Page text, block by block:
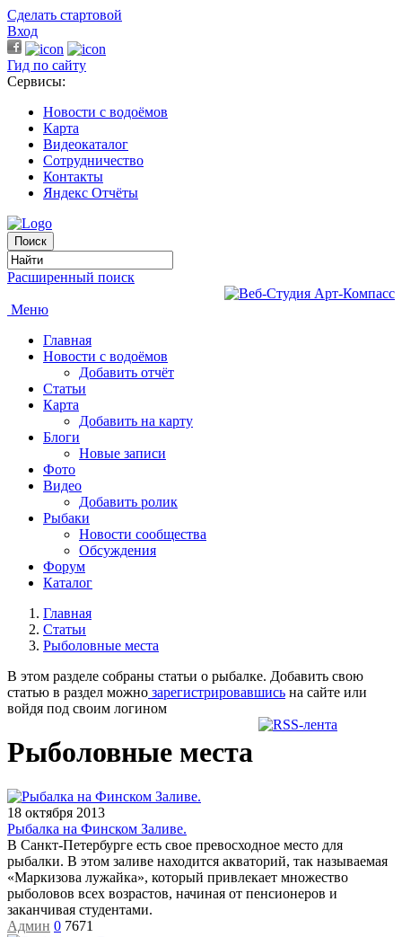
Сделать стартовой
Вход
Гид по сайту
Сервисы:
Новости с водоёмов
Карта
Видеокаталог
Сотрудничество
Контакты
Яндекс Отчёты
Расширенный поиск
Меню
Главная
Новости с водоёмов
Добавить отчёт
Статьи
Карта
Добавить на карту
Блоги
Новые записи
Фото
Видео
Добавить ролик
Рыбаки
Новости сообщества
Обсуждения
Форум
Каталог
Главная
Статьи
Рыболовные места
В этом разделе собраны статьи о рыбалке. Добавить свою
статью в раздел можно зарегистрировавшись на сайте или
войдя под своим логином
Рыболовные места
18 октября 2013
Рыбалка на Финском Заливе.
В Санкт-Петербурге есть свое превосходное место для
рыбалки. В этом заливе находится акваторий, так называемая
«Маркизова лужайка», который привлекает множество
рыболовов всех возрастов, начиная от пенсионеров и
заканчивая студентами.
Админ 0 7671